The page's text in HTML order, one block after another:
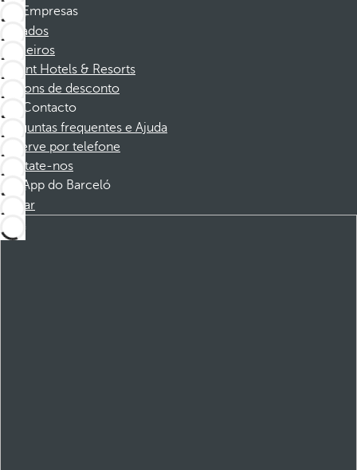
Empresas
Afiliados
Parceiros
Dorint Hotels & Resorts
Cupons de desconto
Contacto
Perguntas frequentes e Ajuda
Reserve por telefone
Contate-nos
App do Barceló
Baixar